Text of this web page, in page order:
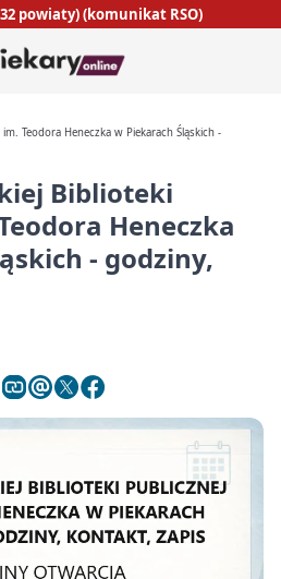
powiaty) (komunikat RSO)
Teodora Heneczka w Piekarach Śląskich -
Biblioteki
Heneczka
- godziny,